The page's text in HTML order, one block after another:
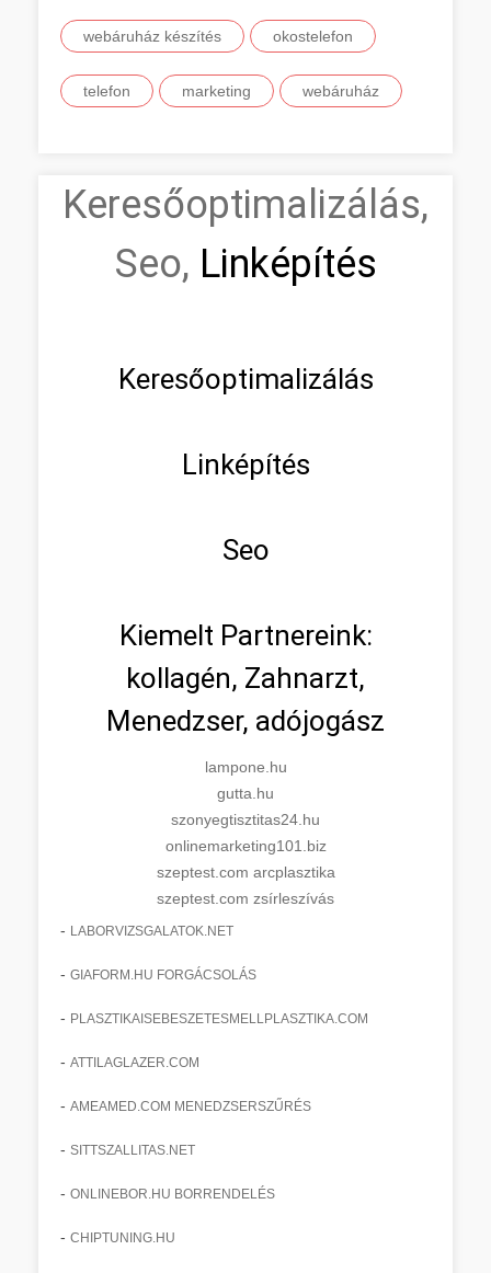
webáruház készítés okostelefon
telefon marketing webáruház
Keresőoptimalizálás,
Seo, Linképítés
Keresőoptimalizálás
Linképítés
Seo
Kiemelt Partnereink:
kollagén, Zahnarzt,
Menedzser, adójogász
lampone.hu
gutta.hu
szonyegtisztitas24.hu
onlinemarketing101.biz
szeptest.com arcplasztika
szeptest.com zsírleszívás
- LABORVIZSGALATOK.NET
- GIAFORM.HU FORGÁCSOLÁS
- PLASZTIKAISEBESZETESMELLPLASZTIKA.COM
- ATTILAGLAZER.COM
- AMEAMED.COM MENEDZSERSZŰRÉS
- SITTSZALLITAS.NET
- ONLINEBOR.HU BORRENDELÉS
- CHIPTUNING.HU